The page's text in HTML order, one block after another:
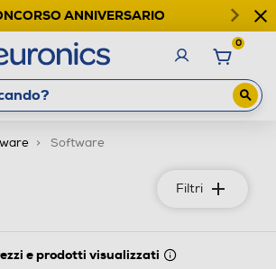
ANNIVERSARIO
0
Software
Filtri
e prodotti visualizzati